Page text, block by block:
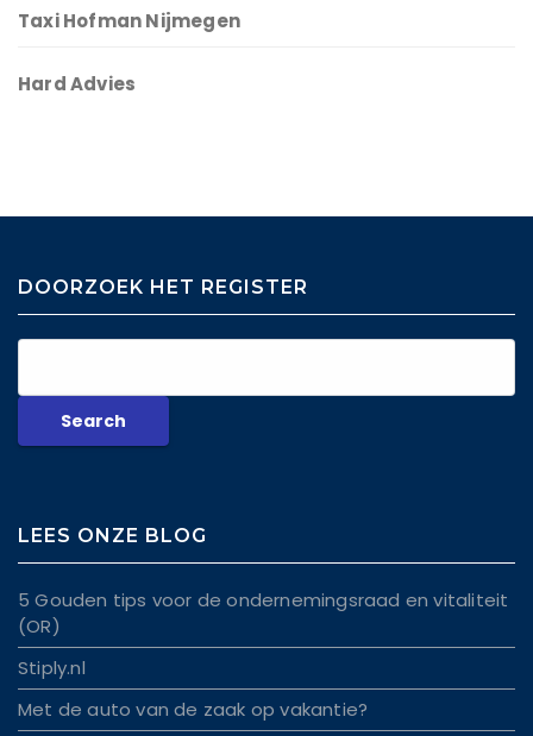
Taxi Hofman Nijmegen
Hard Advies
DOORZOEK HET REGISTER
LEES ONZE BLOG
5 Gouden tips voor de ondernemingsraad en vitaliteit
(OR)
Stiply.nl
Met de auto van de zaak op vakantie?